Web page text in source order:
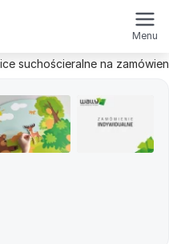
Menu
suchościeralne na